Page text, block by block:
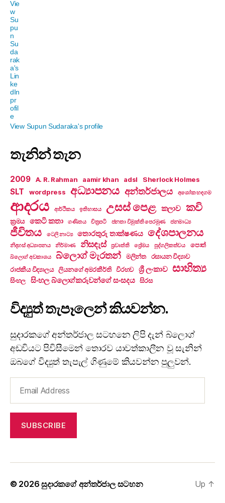
View Supun Sudaraka's profile
තැනින් තැන
2009 A. R. Rahman aamir khan adsl Sherlock Holmes
SLT wordpress අධ්‍යාපනය අන්තර්ජාලය අශෝක හඳගම
ආදරය ආර්ථිකය ඉතිහාසය උසස් පෙළ කලාව කවි
ක්‍රමය කෙටි කතා ගණිතය චිත්‍රපටි ජනතා විමුක්ති පෙරමුණ ජනමාධ්‍ය
ජීවිතය ටෙලි නාට්‍ය තොරතුරු තාක්ෂණය දේශපාලනය
නිදහස් අධ්‍යාපනය නිර්මාණ නිසඳැස් ප්‍රවෘත්ති ප්‍රේමය පුද්ගලිකත්වය පොත්
බ්ලොග් අවකාශය බ්ලොග් මැරතන් මලින්ත
රසායන විද්‍යාව
රාජකීය විද්‍යාලය
ලියනගේ අමරකීර්ති විරහව ශ්‍රී ලංකාව සාහිත්‍ය
සිංහල සිංහල බ්ලොග්කරුවන්ගේ සංසදය සිරස
විද්‍යුත් තැපෑලෙන් කියවන්න.
සුදාරකගේ අන්තර්ජාල සටහනෙ ලිපි දැන් බ්ලොග්
අඩවියට පිවිසීමෙන් තොරව යාවත්කාලීන වූ සැනින්
ඔබගේ විද්‍යුත් තැපැල් ගිණුමේ කියවන්න පුලුවන්.
Address
SUBSCRIBE
© 2026සුදාරකගේ අන්තර්ජාල සටහන Up ↑